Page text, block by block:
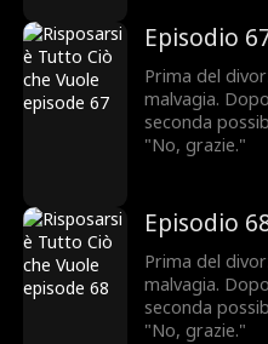
Episodio
Prima del
malvagia.
seconda
"No, grazie."
Episodio
Prima del
malvagia.
seconda
"No, grazie."